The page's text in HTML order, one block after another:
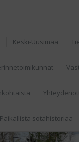
Keski-Uusimaa
Paikallista sotahistoriaa